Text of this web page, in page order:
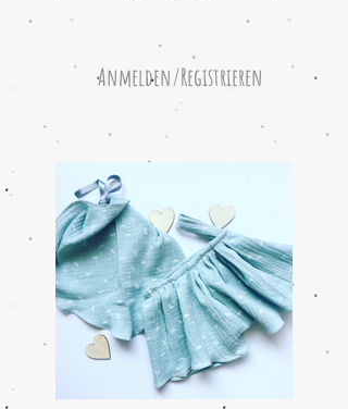
Anmelden/Registrieren